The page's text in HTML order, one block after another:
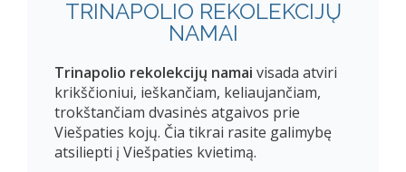
TRINAPOLIO REKOLEKCIJŲ
NAMAI
Trinapolio rekolekcijų namai visada atviri
krikščioniui, ieškančiam, keliaujančiam,
trokštančiam dvasinės atgaivos prie
Viešpaties kojų. Čia tikrai rasite galimybę
atsiliepti į Viešpaties kvietimą.